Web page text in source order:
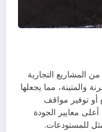
المشاريع التجارية
والمتينة، مما يجعلها
أو توفير مواقف
معايير الجودة
للمستودعات.